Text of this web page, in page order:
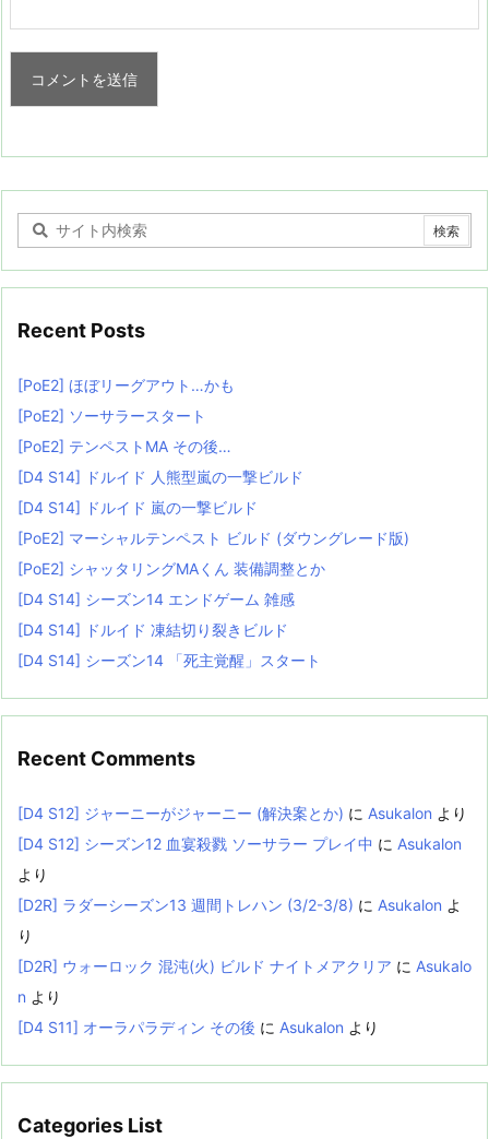
Recent Posts
[PoE2] ほぼリーグアウト…かも
[PoE2] ソーサラースタート
[PoE2] テンペストMA その後…
[D4 S14] ドルイド 人熊型嵐の一撃ビルド
[D4 S14] ドルイド 嵐の一撃ビルド
[PoE2] マーシャルテンペスト ビルド (ダウングレード版)
[PoE2] シャッタリングMAくん 装備調整とか
[D4 S14] シーズン14 エンドゲーム 雑感
[D4 S14] ドルイド 凍結切り裂きビルド
[D4 S14] シーズン14 「死主覚醒」スタート
Recent Comments
[D4 S12] ジャーニーがジャーニー (解決案とか) に Asukalon より
[D4 S12] シーズン12 血宴殺戮 ソーサラー プレイ中 に Asukalon
より
[D2R] ラダーシーズン13 週間トレハン (3/2-3/8) に Asukalon よ
り
[D2R] ウォーロック 混沌(火) ビルド ナイトメアクリア に Asukalo
n より
[D4 S11] オーラパラディン その後 に Asukalon より
Categories List